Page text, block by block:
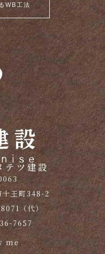
テツ建設
十王町348-2
（代）
7657
me
WB工法